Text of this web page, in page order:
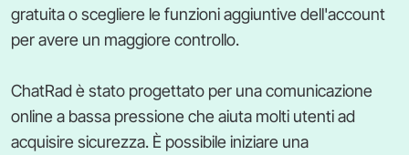
gratuita o scegliere le funzioni aggiuntive dell'account
per avere un maggiore controllo.
ChatRad è stato progettato per una comunicazione
online a bassa pressione che aiuta molti utenti ad
acquisire sicurezza. È possibile iniziare una